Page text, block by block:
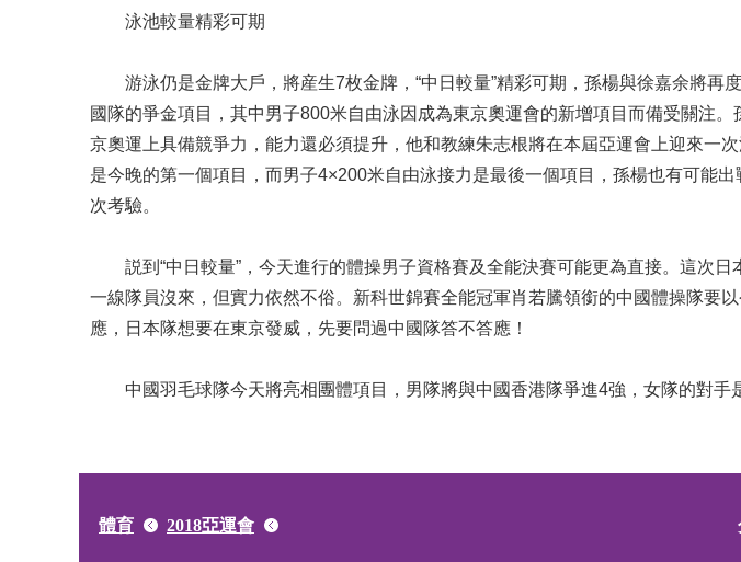
泳池較量精彩可期
游泳仍是金牌大戶，將産生7枚金牌，“中日較量”精彩可期，孫楊與徐嘉余將再
國隊的爭金項目，其中男子800米自由泳因成為東京奧運會的新增項目而備受關注。
京奧運上具備競爭力，能力還必須提升，他和教練朱志根將在本屆亞運會上迎來一
是今晚的第一個項目，而男子4×200米自由泳接力是最後一個項目，孫楊也有可能
次考驗。
説到“中日較量”，今天進行的體操男子資格賽及全能決賽可能更為直接。這次日
一線隊員沒來，但實力依然不俗。新科世錦賽全能冠軍肖若騰領銜的中國體操隊要
應，日本隊想要在東京發威，先要問過中國隊答不答應！
中國羽毛球隊今天將亮相團體項目，男隊將與中國香港隊爭進4強，女隊的對手
體育 2018亞運會